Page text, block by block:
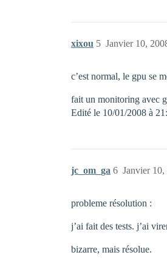
xixou Janvier 10,
5
c’est normal, le gpu se
fait un monitoring avec
Edité le 10/01/2008 à
jc_om_ga Janvier
6
probleme résolution :
j’ai fait des tests. j’ai
bizarre, mais résolue.